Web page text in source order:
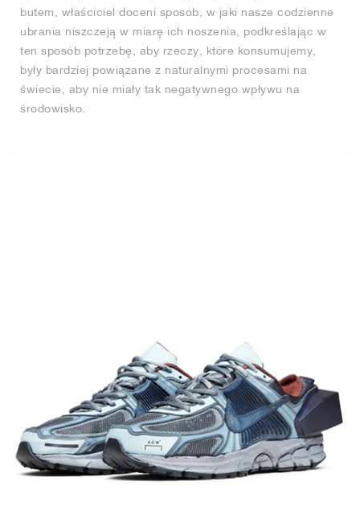
butem, właściciel doceni sposób, w jaki nasze codzienne
ubrania niszczeją w miarę ich noszenia, podkreślając w
ten sposób potrzebę, aby rzeczy, które konsumujemy,
były bardziej powiązane z naturalnymi procesami na
świecie, aby nie miały tak negatywnego wpływu na
środowisko.